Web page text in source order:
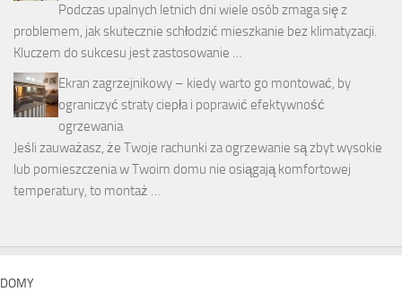
Podczas upalnych letnich dni wiele osób zmaga się z
problemem, jak skutecznie schłodzić mieszkanie bez klimatyzacji.
Kluczem do sukcesu jest zastosowanie …
Ekran zagrzejnikowy – kiedy warto go montować, by
ograniczyć straty ciepła i poprawić efektywność
ogrzewania
Jeśli zauważasz, że Twoje rachunki za ogrzewanie są zbyt wysokie
lub pomieszczenia w Twoim domu nie osiągają komfortowej
temperatury, to montaż …
DOMY